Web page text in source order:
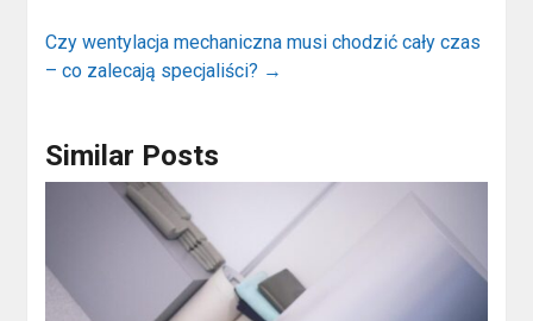
Czy wentylacja mechaniczna musi chodzić cały czas
– co zalecają specjaliści? →
Similar Posts